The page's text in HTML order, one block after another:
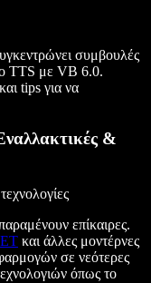
συμβουλές
TTS με VB 6.0.
tips για να
&
επίκαιρες.
και άλλες μοντέρνες
σε νεότερες
όπως το